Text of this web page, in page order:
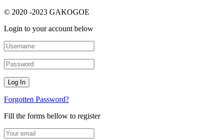
© 2020 -2023 GAKOGOE
Login to your account below
Forgotten Password?
Fill the forms bellow to register